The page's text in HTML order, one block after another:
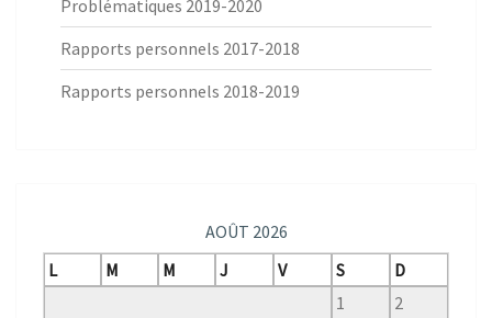
Problématiques 2019-2020
Rapports personnels 2017-2018
Rapports personnels 2018-2019
AOÛT 2026
L
M M J V S
D
1
2